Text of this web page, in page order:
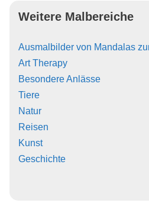
Weitere Malbereiche
Ausmalbilder von Mandalas
Art Therapy
Besondere Anlässe
Tiere
Natur
Reisen
Kunst
Geschichte